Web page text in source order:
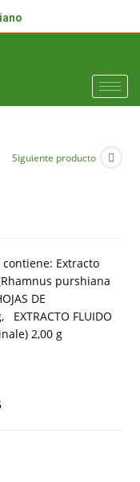
Siguiente producto
contiene: Extracto
purshiana
DE
FLUIDO
2,00 g